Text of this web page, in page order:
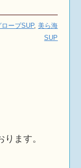
ローブSUP,美ら海
SUP
ます。